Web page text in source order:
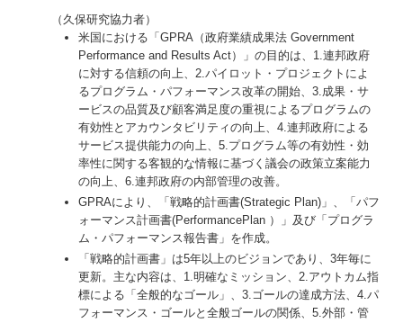
（久保研究協力者）
米国における「GPRA（政府業績成果法 Government
Performance and Results Act）」の目的は、1.連邦政府
に対する信頼の向上、2.パイロット・プロジェクトによ
るプログラム・パフォーマンス改革の開始、3.成果・サ
ービスの品質及び顧客満足度の重視によるプログラムの
有効性とアカウンタビリティの向上、4.連邦政府による
サービス提供能力の向上、5.プログラム等の有効性・効
率性に関する客観的な情報に基づく議会の政策立案能力
の向上、6.連邦政府の内部管理の改善。
GPRAにより、「戦略的計画書(Strategic Plan)」、「パフ
ォーマンス計画書(PerformancePlan ）」及び「プログラ
ム・パフォーマンス報告書」を作成。
「戦略的計画書」は5年以上のビジョンであり、3年毎に
更新。主な内容は、1.明確なミッション、2.アウトカム指
標による「全般的なゴール」、3.ゴールの達成方法、4.パ
フォーマンス・ゴールと全般ゴールの関係、5.外部・管